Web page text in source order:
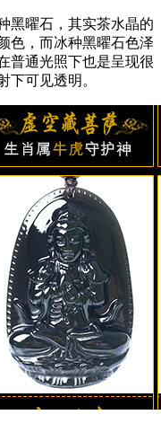
黑曜石，其实茶水晶的
色，而冰种黑曜石色泽
普通光照下也是呈现很
下可见透明。